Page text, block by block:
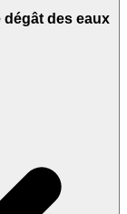
dégât des eaux